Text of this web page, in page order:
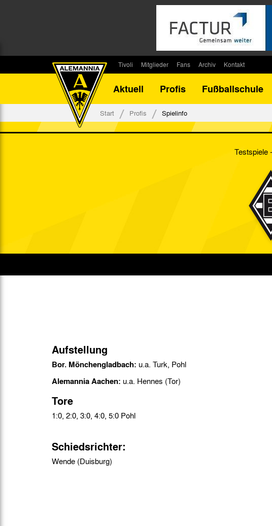
Tivoli
Stadionsprecher
Mitglieder
Kontakt
Fans
Fanbeirat
Fan-Klubs
Archiv
Kontakt
Aktuell
Profis Fußballschule
Start Profis Spielinfo
Testspiele
Aufstellung
Bor. Mönchengladbach: u.a. Turk, Pohl
Alemannia Aachen: u.a. Hennes (Tor)
Tore
1:0, 2:0, 3:0, 4:0, 5:0 Pohl
Schiedsrichter:
Wende (Duisburg)